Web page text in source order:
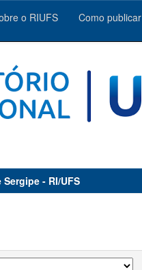
o RIUFS Como publicar
- RI/UFS